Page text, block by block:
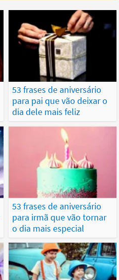
53 frases de aniversário
para pai que vão deixar o
dia dele mais feliz
53 frases de aniversário
para irmã que vão tornar
o dia mais especial